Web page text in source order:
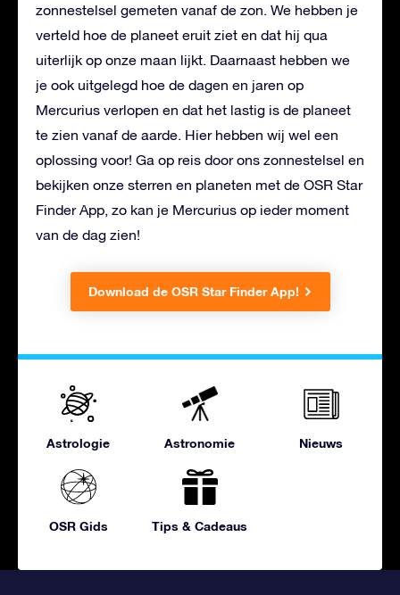
zonnestelsel gemeten vanaf de zon. We hebben je
verteld hoe de planeet eruit ziet en dat hij qua
uiterlijk op onze maan lijkt. Daarnaast hebben we
je ook uitgelegd hoe de dagen en jaren op
Mercurius verlopen en dat het lastig is de planeet
te zien vanaf de aarde. Hier hebben wij wel een
oplossing voor! Ga op reis door ons zonnestelsel en
bekijken onze sterren en planeten met de OSR Star
Finder App, zo kan je Mercurius op ieder moment
van de dag zien!
Download de OSR Star Finder App!
Astrologie Astronomie Nieuws
OSR Gids Tips & Cadeaus